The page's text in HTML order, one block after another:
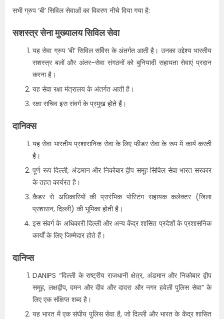
सभी ग्रुप ‘बी’ सिविल सेवाओं का विवरण नीचे दिया गया है:
सशस्त्र सेना मुख्यालय सिविल सेवा
यह सेवा ग्रुप ‘बी’ सिविल सर्विस के अंतर्गत आती है। उनका उद्देश्य भारतीय
सशस्त्र बलों और अंतर-सेवा संगठनों को बुनियादी सहायता सेवाएं प्रदान
करना है।
यह सेवा रक्षा मंत्रालय के अंतर्गत आती है।
रक्षा सचिव इस संवर्ग के प्रमुख होते हैं।
दानिक्स
यह सेवा भारतीय प्रशासनिक सेवा के लिए फीडर सेवा के रूप में कार्य करती
है।
पूर्ण रूप दिल्ली, अंडमान और निकोबार द्वीप समूह सिविल सेवा भारत सरकार
के तहत कार्यरत है।
कैडर से अधिकारियों की प्रारंभिक पोस्टिंग सहायक कलेक्टर (जिला
प्रशासन, दिल्ली) की भूमिका होती है।
इस संवर्ग के अधिकारी दिल्ली और अन्य केंद्र शासित प्रदेशों के प्रशासनिक
कार्यों के लिए जिम्मेदार होते हैं।
दानिप्स
DANIPS “दिल्ली के राष्ट्रीय राजधानी क्षेत्र, अंडमान और निकोबार द्वीप
समूह, लक्षद्वीप, दमन और दीव और दादरा और नगर हवेली पुलिस सेवा” के
लिए एक संक्षिप्त शब्द है।
यह भारत में एक संघीय पुलिस सेवा है, जो दिल्ली और भारत के केंद्र शासित